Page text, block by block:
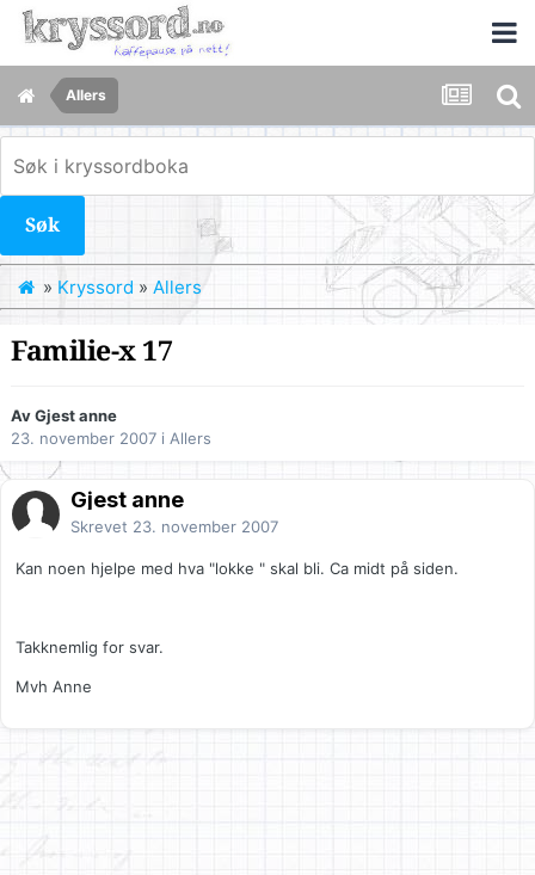
Allers
Søk
» Kryssord » Allers
Familie-x 17
Av Gjest anne
23. november 2007 i Allers
Gjest anne
Skrevet 23. november 2007
Kan noen hjelpe med hva "lokke " skal bli. Ca midt på siden.
Takknemlig for svar.
Mvh Anne